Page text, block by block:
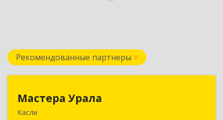
Рекомендованные партнеры
Мастера Урала
Касли456830, Челябинская обл., г. Касли, ул. Карла